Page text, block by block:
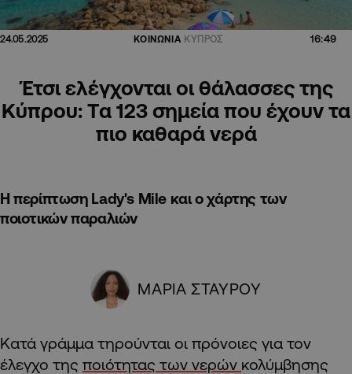
24.05.2025 ΚΟΙΝΩΝΙΑ ΚΥΠΡΟΣ 16:49
Έτσι ελέγχονται οι θάλασσες της
Κύπρου: Tα 123 σημεία που έχουν τα
πιο καθαρά νερά
Η περίπτωση Lady's Mile και ο χάρτης των
ποιοτικών παραλιών
ΜΑΡΙΑ ΣΤΑΥΡΟΥ
Κατά γράμμα τηρούνται οι πρόνοιες για τον
έλεγχο της ποιότητας των νερών κολύμβησης